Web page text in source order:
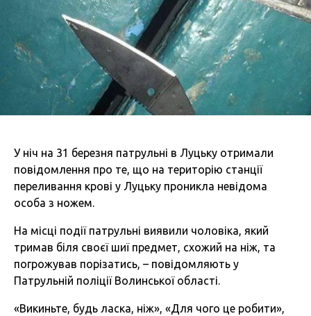
У ніч на 31 березня патрульні в Луцьку отримали
повідомлення про те, що на територію станції
переливання крові у Луцьку проникла невідома
особа з ножем.
На місці події патрульні виявили чоловіка, який
тримав біля своєї шиї предмет, схожий на ніж, та
погрожував порізатись, – повідомляють у
Патрульній поліції Волинської області.
«Викиньте, будь ласка, ніж», «Для чого це робити»,